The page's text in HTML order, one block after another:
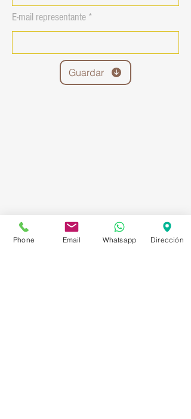
E-mail representante
Guardar
Phone Email Whatsapp Dirección